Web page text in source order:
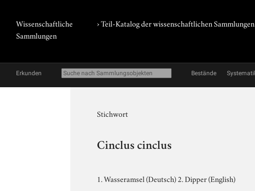
Wissenschaftliche
Sammlungen
› Teil-Katalog der wissenschaftlichen Sammlungen
Erkunden Bestände
Stichwort
Cinclus cinclus
1. Wasseramsel (Deutsch) 2. Dipper (English)